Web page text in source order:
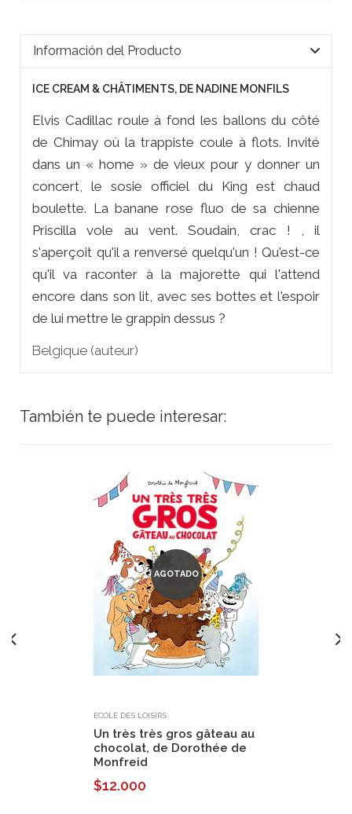
Información del Producto
ICE CREAM & CHÂTIMENTS, DE NADINE MONFILS
Elvis Cadillac roule à fond les ballons du côté
de Chimay où la trappiste coule à flots. Invité
dans un « home » de vieux pour y donner un
concert, le sosie officiel du King est chaud
boulette. La banane rose fluo de sa chienne
Priscilla vole au vent. Soudain,crac ! , il
s'aperçoit qu'il a renversé quelqu'un ! Qu'est-ce
qu'il va raconter à la majorette qui l'attend
encore dans son lit, avec ses bottes et l'espoir
de lui mettre le grappin dessus ?
Belgique (auteur)
También te puede interesar:
AGOTADO
ECOLE DES LOISIRS
Un très très gros gâteau au
chocolat, de Dorothée de
Monfreid
$12.000